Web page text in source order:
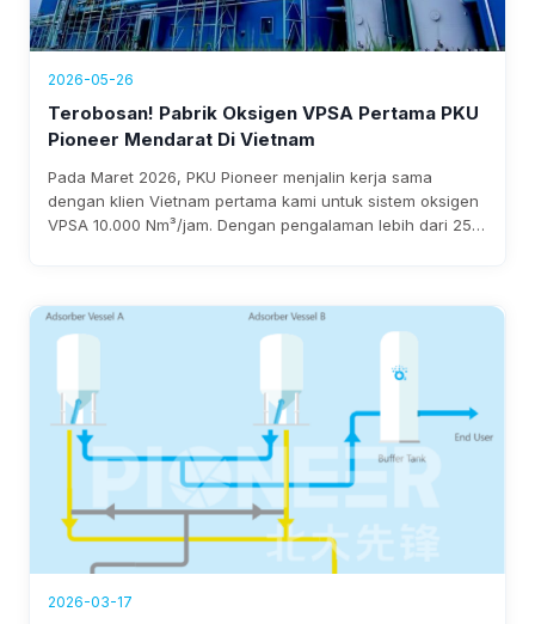
2026-05-26
Terobosan! Pabrik Oksigen VPSA Pertama PKU
Pioneer Mendarat Di Vietnam
Pada Maret 2026, PKU Pioneer menjalin kerja sama
dengan klien Vietnam pertama kami untuk sistem oksigen
VPSA 10.000 Nm³/jam. Dengan pengalaman lebih dari 25
1.500-1.800 juta.
2026-03-17